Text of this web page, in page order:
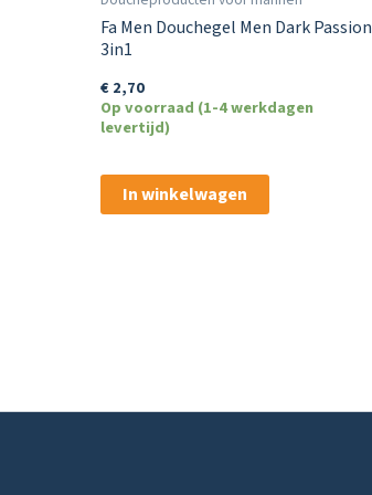
Fa Men Douchegel Men Dark Passion
3in1
€2,70
Op voorraad (1-4 werkdagen
levertijd)
In winkelwagen